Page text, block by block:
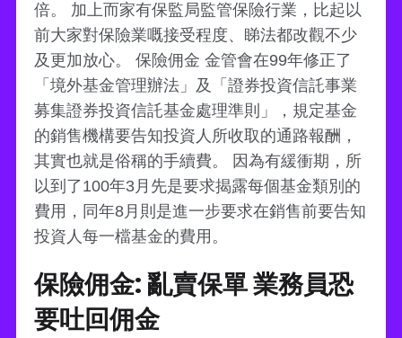
倍。 加上而家有保監局監管保險行業，比起以
前大家對保險業嘅接受程度、睇法都改觀不少
及更加放心。 保險佣金 金管會在99年修正了
「境外基金管理辦法」及「證券投資信託事業
募集證券投資信託基金處理準則」，規定基金
的銷售機構要告知投資人所收取的通路報酬，
其實也就是俗稱的手續費。 因為有緩衝期，所
以到了100年3月先是要求揭露每個基金類別的
費用，同年8月則是進一步要求在銷售前要告知
投資人每一檔基金的費用。
保險佣金: 亂賣保單 業務員恐
要吐回佣金